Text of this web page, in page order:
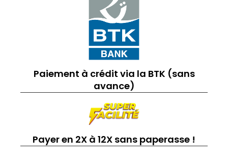
Paiement à crédit via la BTK (sans
avance)
Payer en 2X à 12X sans paperasse !